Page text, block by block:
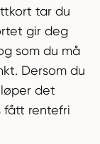
tar du
gir deg
som du må
Dersom du
det
fått rentefri